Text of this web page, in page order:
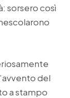
sorsero così
del
a stampo